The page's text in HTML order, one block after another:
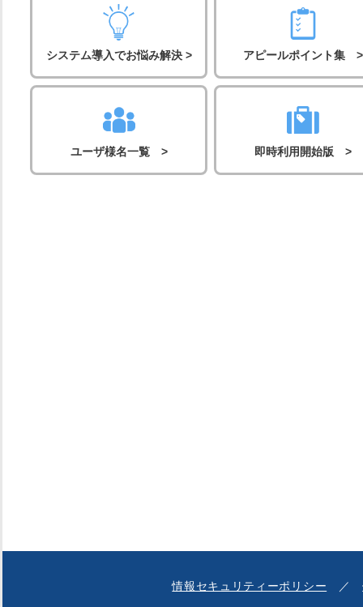
システム導入でお悩み解決 > アピールポイント集 >
ユーザ様名一覧 > 即時利用開始版 >
情報セキュリティーポリシー ／